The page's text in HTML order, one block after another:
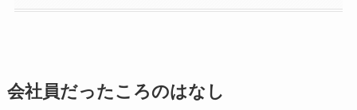
会社員だったころのはなし